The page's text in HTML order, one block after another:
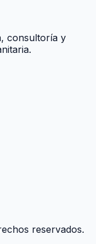
consultoría y
reservados.